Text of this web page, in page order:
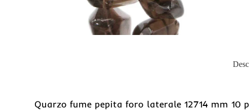
Quarzo fume pepita foro laterale 12714 mm 10